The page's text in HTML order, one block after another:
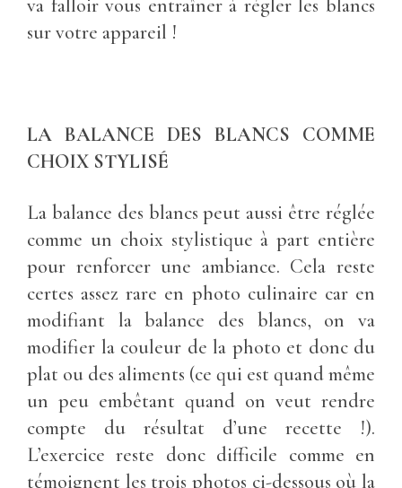
va falloir vous entraîner à régler les blancs
sur votre appareil !
LA BALANCE DES BLANCS COMME
CHOIX STYLISÉ
La balance des blancs peut aussi être réglée
comme un choix stylistique à part entière
pour renforcer une ambiance. Cela reste
certes assez rare en photo culinaire car en
modifiant la balance des blancs, on va
modifier la couleur de la photo et donc du
plat ou des aliments (ce qui est quand même
un peu embêtant quand on veut rendre
compte du résultat d’une recette !).
L’exercice reste donc difficile comme en
témoignent les trois photos ci-dessous où la